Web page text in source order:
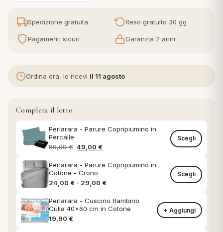
letto
e Pigiami
Spedizione gratuita Reso gratuito 30 gg
Pagamenti sicuri Garanzia 2 anni
Ordina ora, lo ricevi il 11 agosto
Completa il letto
Perlarara - Parure Copripiumino in
Percalle
89,00€ Il prezzo originale era: 89,00 €.
49,00 €Il prezzo attuale è: 49,00 €.
Scegli
Perlarara - Parure Copripiumino in
Cotone - Crono
24,00 € - 29,00 €Fascia di prezzo: da 24,00 € a
Scegli
Perlarara - Cuscino Bambino
Culla 40x60 cm in Cotone
19,90 €
+ Aggiungi